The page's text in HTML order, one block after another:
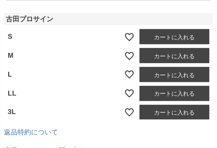
古田プロサイン
S カートに入れる
M カートに入れる
L カートに入れる
LL カートに入れる
3L カートに入れる
返品特約について